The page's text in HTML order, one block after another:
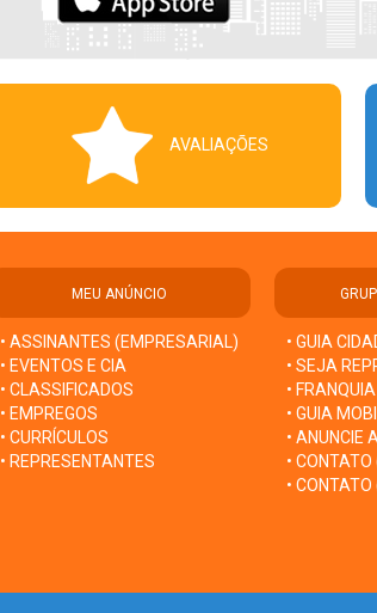
AVALIAÇÕES
MEU ANÚNCIO
• ASSINANTES (EMPRESARIAL)
• EVENTOS E CIA
• CLASSIFICADOS
• EMPREGOS
• CURRÍCULOS
• REPRESENTANTES
• GUIA
• SEJA
• FRANQUIA
• GUIA
• ANUNCIE
•
•